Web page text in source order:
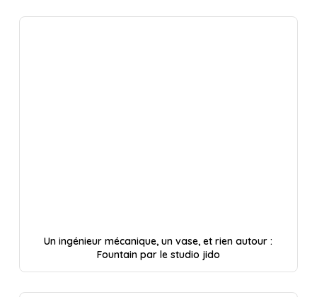
Un ingénieur mécanique, un vase, et rien autour :
Fountain par le studio jido